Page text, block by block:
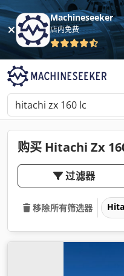
Machineseeker
店内免费
购买 Hitachi Zx
过滤器
移除所有筛选器